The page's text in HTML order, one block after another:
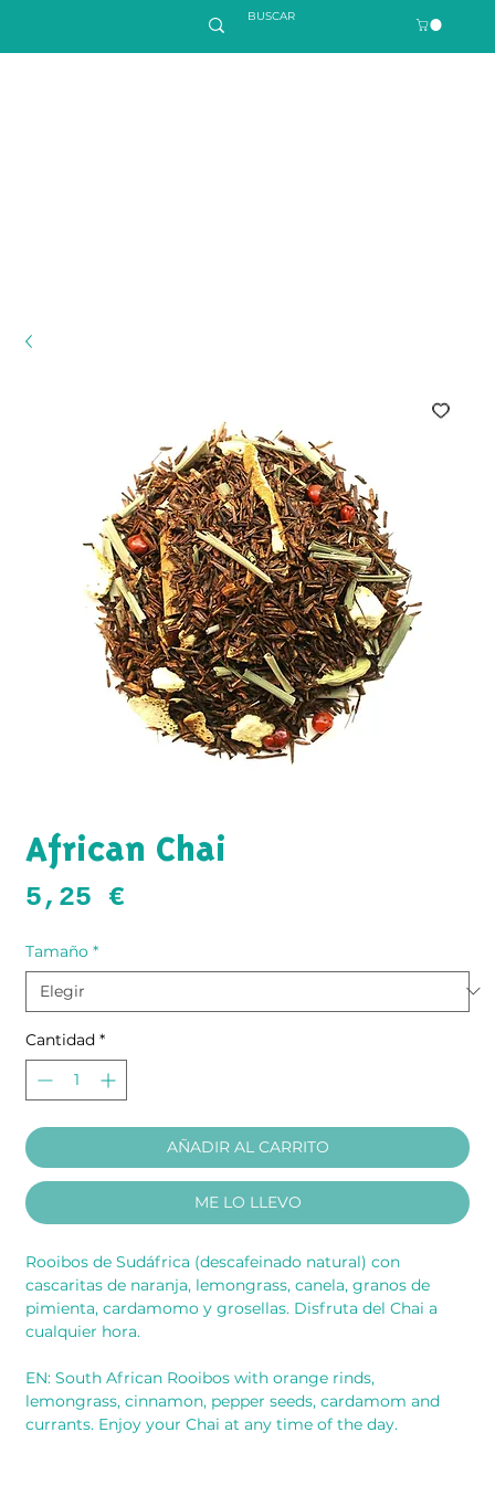
African Chai
5,25 €
Tamaño *
Cantidad *
AÑADIR AL CARRITO
ME LO LLEVO
Rooibos de Sudáfrica (descafeinado natural) con
cascaritas de naranja, lemongrass, canela, granos de
pimienta, cardamomo y grosellas. Disfruta del Chai a
cualquier hora.
EN: South African Rooibos with orange rinds,
lemongrass, cinnamon, pepper seeds, cardamom and
currants. Enjoy your Chai at any time of the day.